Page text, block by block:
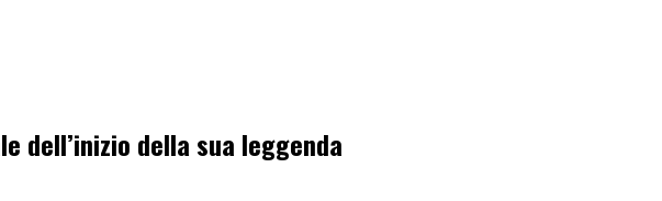
dell’inizio della sua leggenda